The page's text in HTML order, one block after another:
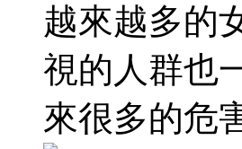
越來越多的
視的人群也
來很多的危